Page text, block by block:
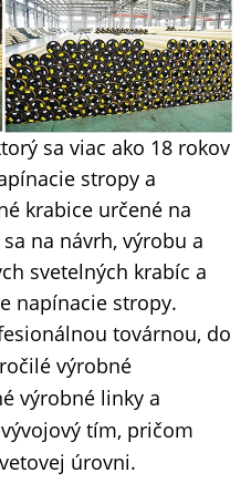
sa viac ako 18 rokov
stropy a
krabice určené na
na návrh, výrobu a
svetelných krabíc a
napínacie stropy.
továrnou, do
výrobné
výrobné linky a
tím, pričom
úrovni.